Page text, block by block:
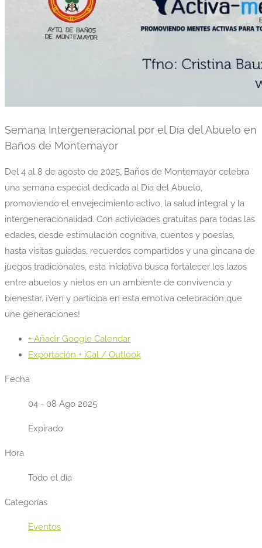
Semana Intergeneracional por el Día del Abuelo en
Baños de Montemayor
Del 4 al 8 de agosto de 2025, Baños de Montemayor celebra
una semana especial dedicada al Día del Abuelo,
promoviendo el envejecimiento activo, la salud integral y la
intergeneracionalidad. Con actividades gratuitas para todas las
edades, desde estimulación cognitiva, cuentos y poesías,
hasta visitas guiadas, recuerdos compartidos y una gincana de
juegos tradicionales, esta iniciativa busca fortalecer los lazos
entre abuelos y nietos en un ambiente de convivencia y
bienestar. ¡Ven y participa en esta emotiva celebración que
une generaciones!
+ Añadir Google Calendar
Exportación + iCal / Outlook
Fecha
04 - 08 Ago 2025
Expirado
Hora
Todo el día
Categorías
Eventos